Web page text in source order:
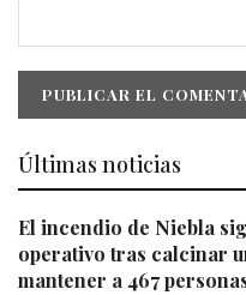
Últimas noticias
El incendio de Niebla
operativo tras calcinar
mantener a 467